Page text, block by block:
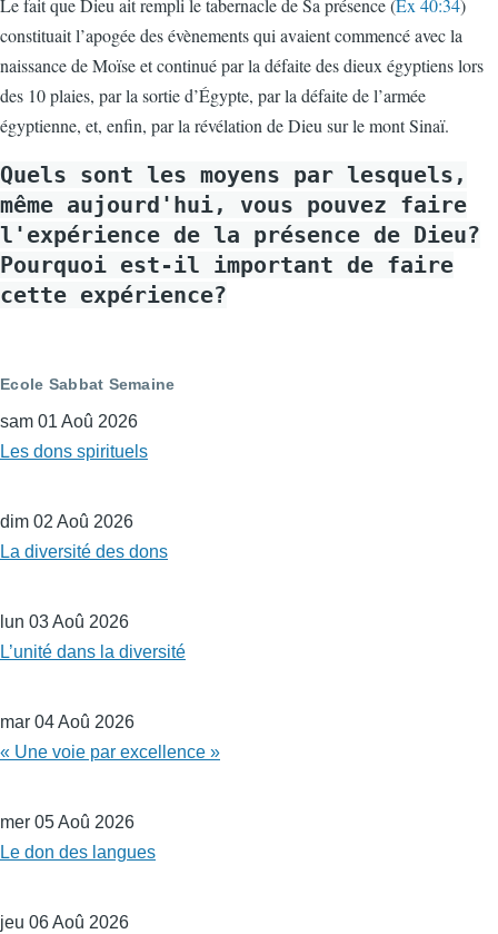
Le fait que Dieu ait rempli le tabernacle de Sa présence (Ex 40:34)
constituait l’apogée des évènements qui avaient commencé avec la
naissance de Moïse et continué par la défaite des dieux égyptiens lors
des 10 plaies, par la sortie d’Égypte, par la défaite de l’armée
égyptienne, et, enfin, par la révélation de Dieu sur le mont Sinaï.
Quels sont les moyens par lesquels,
même aujourd'hui, vous pouvez faire
l'expérience de la présence de Dieu?
Pourquoi est-il important de faire
cette expérience?
Ecole Sabbat Semaine
sam 01 Aoû 2026
Les dons spirituels
dim 02 Aoû 2026
La diversité des dons
lun 03 Aoû 2026
L’unité dans la diversité
mar 04 Aoû 2026
« Une voie par excellence »
mer 05 Aoû 2026
Le don des langues
jeu 06 Aoû 2026